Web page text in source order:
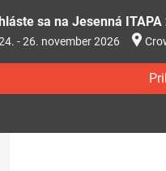
sa na Jesenná ITAPA
- 26. november 2026